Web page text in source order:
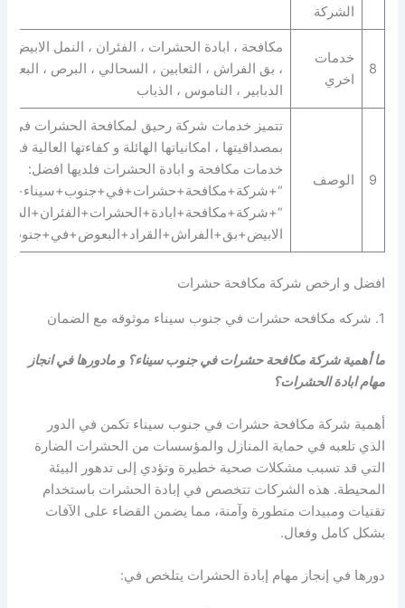
الشركة
8
خدمات
اخري
مكافحة ، ابادة الحشرات ، الفئران ، النمل الابيض ،
، بق الفراش ، الثعابين ، السحالي ، البرص ،
الدبابير ، الناموس ، الذباب
9 الوصف
تتميز خدمات شركة رحيق لمكافحة الحشرات في
بمصداقيتها ، امكانياتها الهائلة و كفاءتها العالية
خدمات مكافحة و ابادة الحشرات فلديها افضل:
“+شركة+مكافحة+حشرات+في+جنوب+سيناء+” |
افضل و ارخص شركة مكافحة حشرات
1. شركه مكافحه حشرات في جنوب سيناء موثوقه مع الضمان
ما أهمية شركة مكافحة حشرات في جنوب سيناء؟ و مادورها في انجاز
مهام ابادة الحشرات؟
أهمية شركة مكافحة حشرات في جنوب سيناء تكمن في الدور
الذي تلعبه في حماية المنازل والمؤسسات من الحشرات الضارة
التي قد تسبب مشكلات صحية خطيرة وتؤدي إلى تدهور البيئة
المحيطة. هذه الشركات تتخصص في إبادة الحشرات باستخدام
تقنيات ومبيدات متطورة وآمنة، مما يضمن القضاء على الآفات
بشكل كامل وفعال.
دورها في إنجاز مهام إبادة الحشرات يتلخص في: